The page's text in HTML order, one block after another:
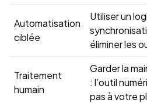
Automatisation
ciblée
Utiliser un
éliminer les
Traitement
humain
Garder la
: l’outil
pas à votre